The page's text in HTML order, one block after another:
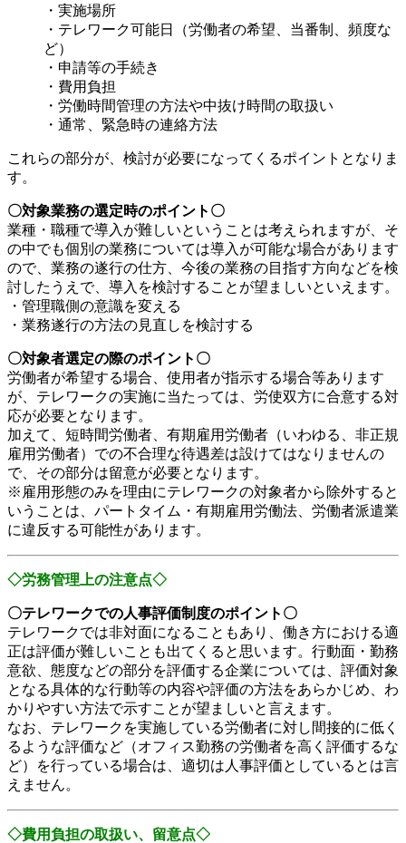
・実施場所
・テレワーク可能日（労働者の希望、当番制、頻度な
ど）
・申請等の手続き
・費用負担
・労働時間管理の方法や中抜け時間の取扱い
・通常、緊急時の連絡方法
これらの部分が、検討が必要になってくるポイントとなりま
す。
〇対象業務の選定時のポイント〇
業種・職種で導入が難しいということは考えられますが、そ
の中でも個別の業務については導入が可能な場合があります
ので、業務の遂行の仕方、今後の業務の目指す方向などを検
討したうえで、導入を検討することが望ましいといえます。
・管理職側の意識を変える
・業務遂行の方法の見直しを検討する
〇対象者選定の際のポイント〇
労働者が希望する場合、使用者が指示する場合等あります
が、テレワークの実施に当たっては、労使双方に合意する対
応が必要となります。
加えて、短時間労働者、有期雇用労働者（いわゆる、非正規
雇用労働者）での不合理な待遇差は設けてはなりませんの
で、その部分は留意が必要となります。
※雇用形態のみを理由にテレワークの対象者から除外すると
いうことは、パートタイム・有期雇用労働法、労働者派遣業
に違反する可能性があります。
◇労務管理上の注意点◇
〇テレワークでの人事評価制度のポイント〇
テレワークでは非対面になることもあり、働き方における適
正は評価が難しいことも出てくると思います。行動面・勤務
意欲、態度などの部分を評価する企業については、評価対象
となる具体的な行動等の内容や評価の方法をあらかじめ、わ
かりやすい方法で示すことが望ましいと言えます。
なお、テレワークを実施している労働者に対し間接的に低く
るような評価など（オフィス勤務の労働者を高く評価するな
ど）を行っている場合は、適切は人事評価としているとは言
えません。
◇費用負担の取扱い、留意点◇